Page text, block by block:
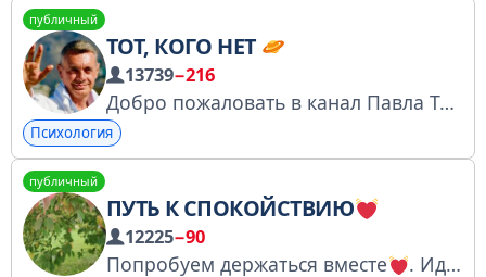
публичный
ТОТ, КОГО НЕТ
13739−216
Добро пожаловать в канал Павла Таубкина (Нарасимха) - в пространство осознанности и тотального избавления от всех видов страданий
Психология
публичный
ПУТЬ К СПОКОЙСТВИЮ
12225−90
Попробуем держаться вместе . Идя к успокоению и саморесурсированию.) я - задам вектор.